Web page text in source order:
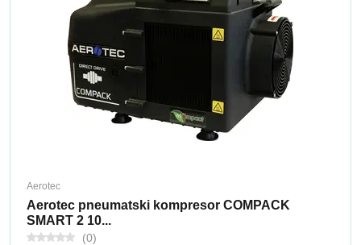
Aerotec
Aerotec pneumatski kompresor COMPACK
SMART 2 10...
(0)